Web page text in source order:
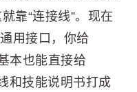
靠“连接线”。现在
用接口，你给
本也能直接给
和技能说明书打成